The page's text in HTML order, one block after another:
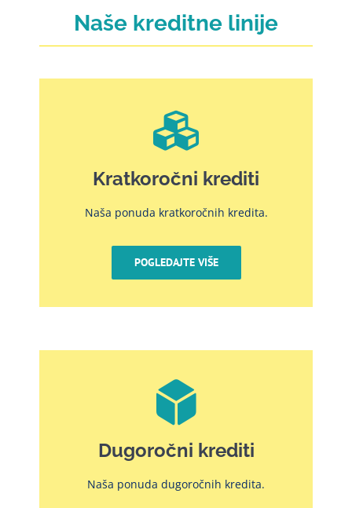
Naše kreditne linije
Kratkoročni krediti
Naša ponuda kratkoročnih kredita.
POGLEDAJTE VIŠE
Dugoročni krediti
Naša ponuda dugoročnih kredita.